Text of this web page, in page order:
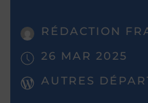
RÉDACTION
26 MAR 2025
AUTRES